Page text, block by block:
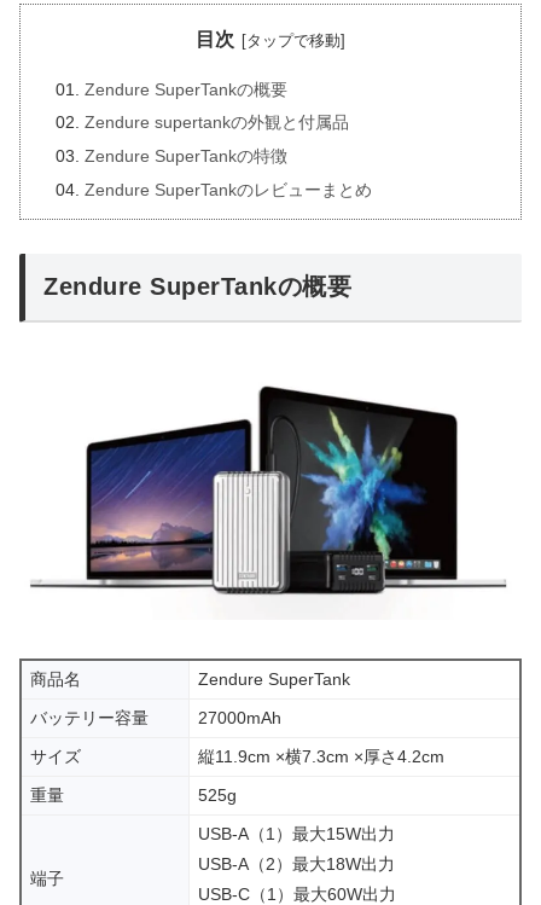
目次
Zendure SuperTankの概要
Zendure supertankの外観と付属品
Zendure SuperTankの特徴
Zendure SuperTankのレビューまとめ
Zendure SuperTankの概要
商品名
Zendure SuperTank
バッテリー容量
27000mAh
サイズ
縦11.9cm ×横7.3cm ×厚さ4.2cm
重量
525g
端子
USB-A（1）最大15W出力
USB-A（2）最大18W出力
USB-C（1）最大60W出力